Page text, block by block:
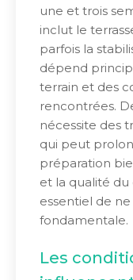
une et trois
inclut le
parfois la
dépend
terrain et des
rencontrées.
nécessite des
qui peut
préparation
et la qualité du
essentiel de
fondamentale.
Les